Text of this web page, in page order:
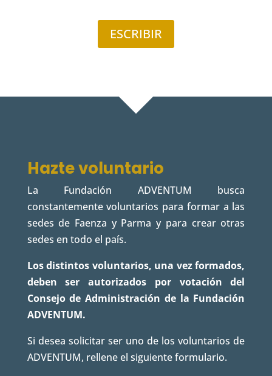
ESCRIBIR
Hazte voluntario
La Fundación ADVENTUM busca
constantemente voluntarios para formar a las
sedes de Faenza y Parma y para crear otras
sedes en todo el país.
Los distintos voluntarios, una vez formados,
deben ser autorizados por votación del
Consejo de Administración de la Fundación
ADVENTUM.
Si desea solicitar ser uno de los voluntarios de
ADVENTUM, rellene el siguiente formulario.